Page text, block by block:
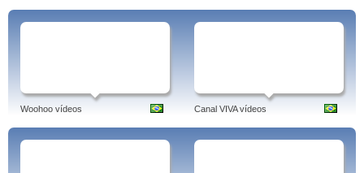
Woohoo vídeos Canal VIVA vídeos